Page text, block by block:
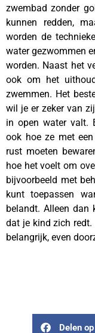
zwembad zonder
kunnen redden,
worden de
water gezwommen
worden. Naast het
ook om het
zwemmen. Het
wil je er zeker van
in open water valt.
ook hoe ze met
rust moeten
hoe het voelt om
bijvoorbeeld met
kunt toepassen
belandt. Alleen dan
dat je kind zich redt.
belangrijk, even
Delen